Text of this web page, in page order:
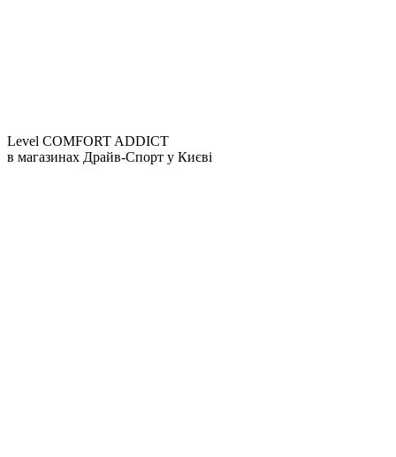
Level COMFORT ADDICT
в магазинах Драйв-Спорт у Києві